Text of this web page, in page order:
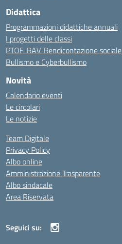
Didattica
Programmazioni didattiche annuali
I progetti delle classi
PTOF-RAV-Rendicontazione sociale
Bullismo e Cyberbullismo
Novità
Calendario eventi
Le circolari
Le notizie
Team Digitale
Privacy Policy
Albo online
Amministrazione Trasparente
Albo sindacale
Area Riservata
Seguici su: